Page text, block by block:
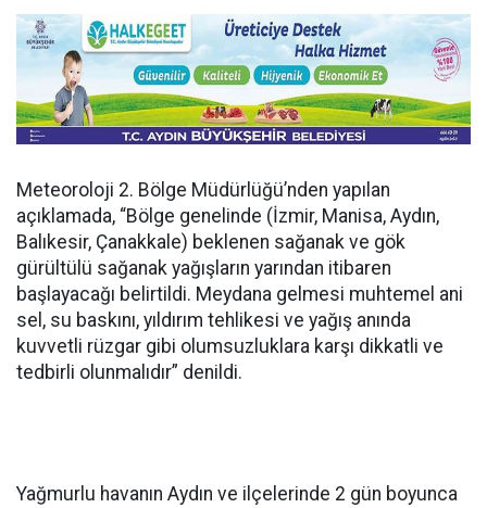
Meteoroloji 2. Bölge Müdürlüğü’nden yapılan
açıklamada, “Bölge genelinde (İzmir, Manisa, Aydın,
Balıkesir, Çanakkale) beklenen sağanak ve gök
gürültülü sağanak yağışların yarından itibaren
başlayacağı belirtildi. Meydana gelmesi muhtemel ani
sel, su baskını, yıldırım tehlikesi ve yağış anında
kuvvetli rüzgar gibi olumsuzluklara karşı dikkatli ve
tedbirli olunmalıdır” denildi.
Yağmurlu havanın Aydın ve ilçelerinde 2 gün boyunca